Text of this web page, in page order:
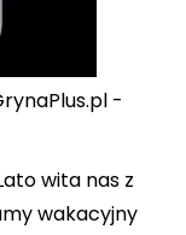
-
wita nas z
wakacyjny